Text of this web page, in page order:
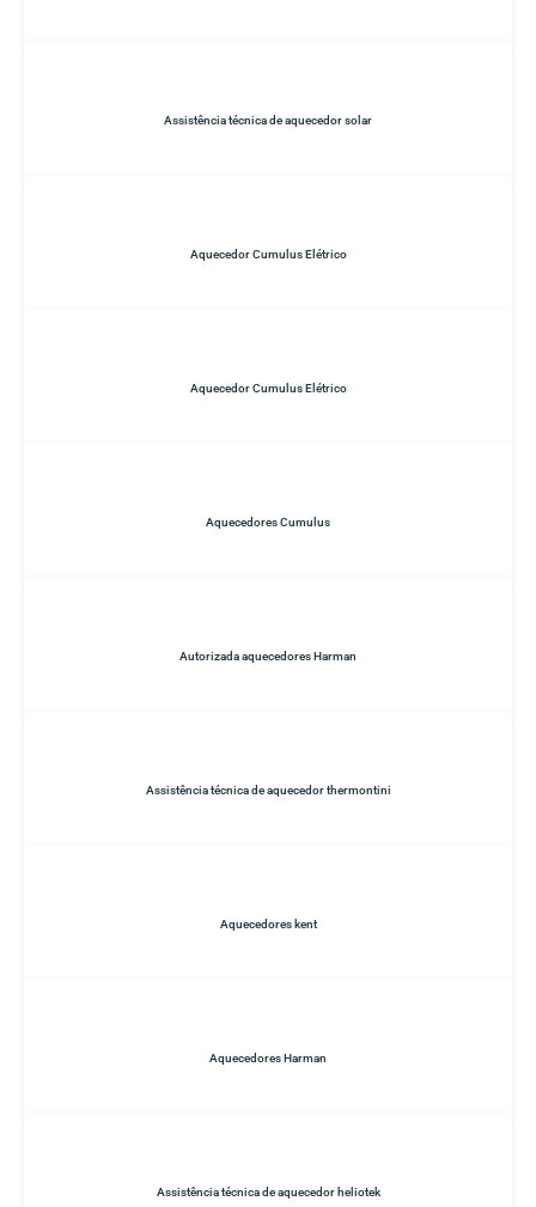
Assistência técnica de aquecedor solar
Aquecedor Cumulus Elétrico
Aquecedor Cumulus Elétrico
Aquecedores Cumulus
Autorizada aquecedores Harman
Assistência técnica de aquecedor thermontini
Aquecedores kent
Aquecedores Harman
Assistência técnica de aquecedor heliotek